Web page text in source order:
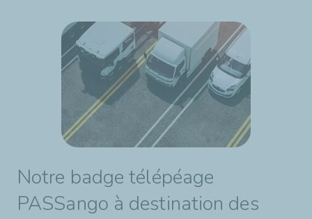
Notre badge télépéage
PASSango à destination des